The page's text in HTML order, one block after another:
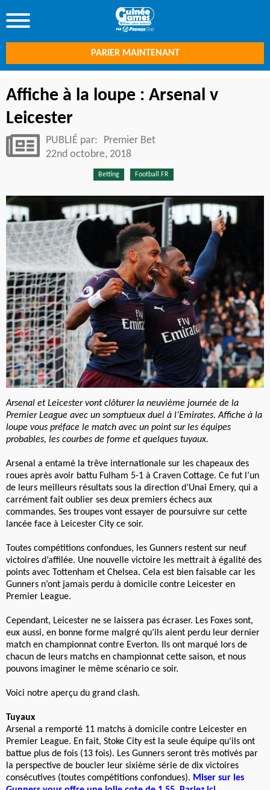
PARIER MAINTENANT
Affiche à la loupe : Arsenal v
Leicester
PUBLIÉ par:
Premier Bet
22nd octobre, 2018
Betting Football FR
Arsenal et Leicester vont clôturer la neuvième journée de la
Premier League avec un somptueux duel à l’Emirates. Affiche à la
loupe vous préface le match avec un point sur les équipes
probables, les courbes de forme et quelques tuyaux.
Arsenal a entamé la trêve internationale sur les chapeaux des
roues après avoir battu Fulham 5-1 à Craven Cottage. Ce fut l’un
de leurs meilleurs résultats sous la direction d’Unai Emery, qui a
carrément fait oublier ses deux premiers échecs aux
commandes. Ses troupes vont essayer de poursuivre sur cette
lancée face à Leicester City ce soir.
Toutes compétitions confondues, les Gunners restent sur neuf
victoires d’affilée. Une nouvelle victoire les mettrait à égalité des
points avec Tottenham et Chelsea. Cela est bien faisable car les
Gunners n’ont jamais perdu à domicile contre Leicester en
Premier League.
Cependant, Leicester ne se laissera pas écraser. Les Foxes sont,
eux aussi, en bonne forme malgré qu’ils aient perdu leur dernier
match en championnat contre Everton. Ils ont marqué lors de
chacun de leurs matchs en championnat cette saison, et nous
pouvons imaginer le même scénario ce soir.
Voici notre aperçu du grand clash.
Tuyaux
Arsenal a remporté 11 matchs à domicile contre Leicester en
Premier League. En fait, Stoke City est la seule équipe qu’ils ont
battue plus de fois (13 fois). Les Gunners seront très motivés par
la perspective de boucler leur sixième série de dix victoires
consécutives (toutes compétitions confondues). Miser sur les